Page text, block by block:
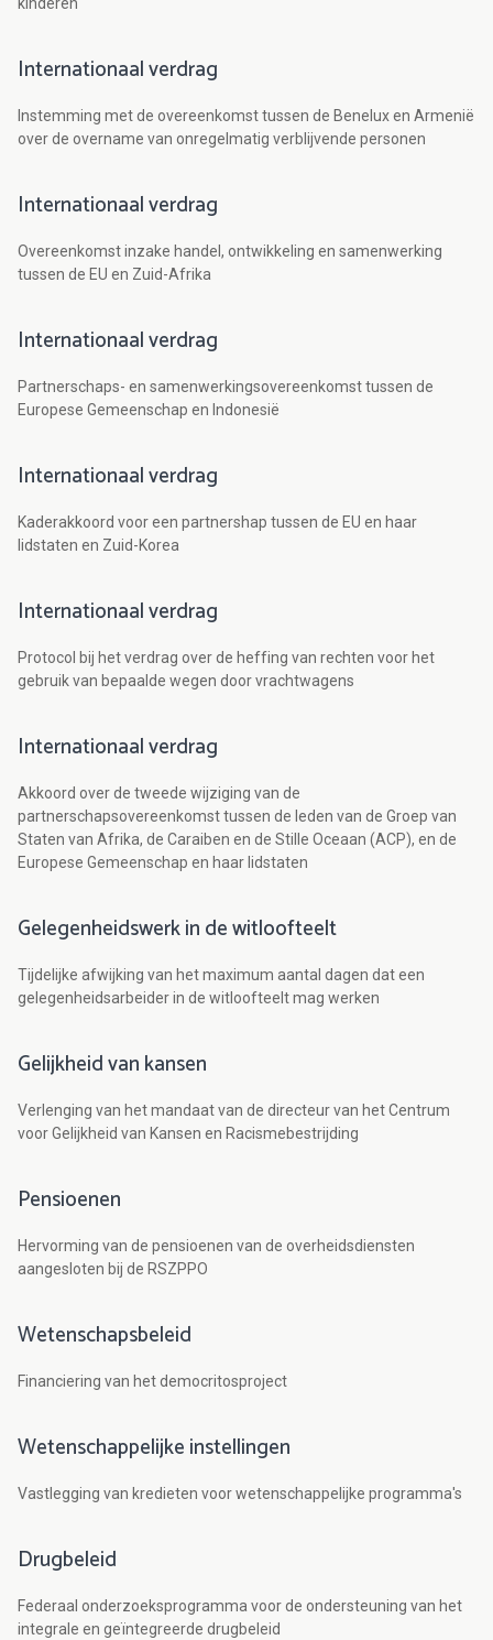
Internationaal verdrag
Instemming met de overeenkomst tussen de Benelux en Armenië
over de overname van onregelmatig verblijvende personen
Internationaal verdrag
Overeenkomst inzake handel, ontwikkeling en samenwerking
tussen de EU en Zuid-Afrika
Internationaal verdrag
Partnerschaps- en samenwerkingsovereenkomst tussen de
Europese Gemeenschap en Indonesië
Internationaal verdrag
Kaderakkoord voor een partnershap tussen de EU en haar
lidstaten en Zuid-Korea
Internationaal verdrag
Protocol bij het verdrag over de heffing van rechten voor het
gebruik van bepaalde wegen door vrachtwagens
Internationaal verdrag
Akkoord over de tweede wijziging van de
partnerschapsovereenkomst tussen de leden van de Groep van
Staten van Afrika, de Caraiben en de Stille Oceaan (ACP), en de
Europese Gemeenschap en haar lidstaten
Gelegenheidswerk in de witloofteelt
Tijdelijke afwijking van het maximum aantal dagen dat een
gelegenheidsarbeider in de witloofteelt mag werken
Gelijkheid van kansen
Verlenging van het mandaat van de directeur van het Centrum
voor Gelijkheid van Kansen en Racismebestrijding
Pensioenen
Hervorming van de pensioenen van de overheidsdiensten
aangesloten bij de RSZPPO
Wetenschapsbeleid
Financiering van het democritosproject
Wetenschappelijke instellingen
Vastlegging van kredieten voor wetenschappelijke programma's
Drugbeleid
Federaal onderzoeksprogramma voor de ondersteuning van het
integrale en geïntegreerde drugbeleid